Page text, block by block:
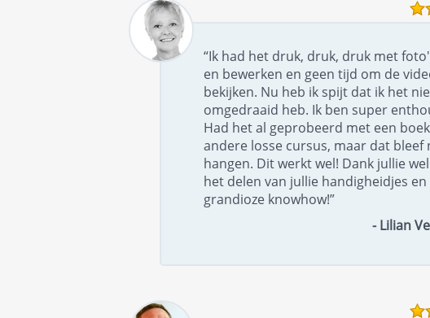
“Ik had het druk, druk, druk met
en bewerken en geen tijd om de
bekijken. Nu heb ik spijt dat ik het
omgedraaid heb. Ik ben super
Had het al geprobeerd met een
andere losse cursus, maar dat bleef
hangen. Dit werkt wel! Dank jullie
het delen van jullie handigheidjes en
grandioze knowhow!”
- Lilian